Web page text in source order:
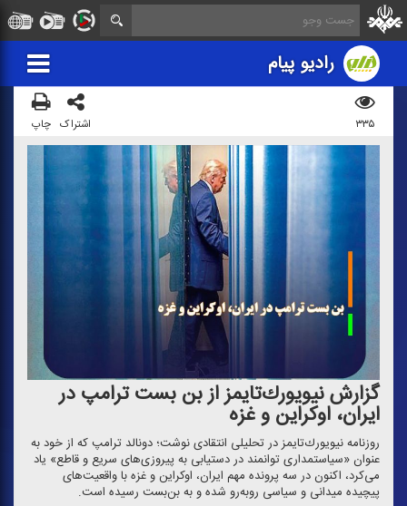
رادیو پیام
۳۳۵ اشتراک چاپ
گزارش نیویورك‌تایمز از بن بست ترامپ در
ایران، اوكراین و غزه
روزنامه نیویورك‌تایمز در تحلیلی انتقادی نوشت؛ دونالد ترامپ كه از خود به
عنوان «سیاستمداری توانمند در دستیابی به پیروزی‌های سریع و قاطع» یاد
می‌كرد، اكنون در سه پرونده مهم ایران، اوكراین و غزه با واقعیت‌های
پیچیده میدانی و سیاسی روبه‌رو شده و به بن‌بست رسیده است.